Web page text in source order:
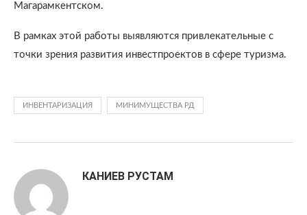
Магарамкентском.
В рамках этой работы выявляются привлекательные с
точки зрения развития инвестпроектов в сфере туризма.
ИНВЕНТАРИЗАЦИЯ МИНИМУЩЕСТВА РД
КАНИЕВ РУСТАМ